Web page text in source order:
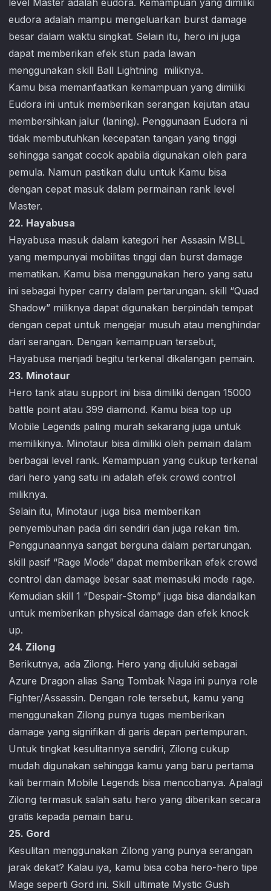
level Master adalah eudora. Kemampuan yang dimiliki
eudora adalah mampu mengeluarkan burst damage
besar dalam waktu singkat. Selain itu, hero ini juga
dapat memberikan efek stun pada lawan
menggunakan skill Ball Lightning miliknya.
Kamu bisa memanfaatkan kemampuan yang dimiliki
Eudora ini untuk memberikan serangan kejutan atau
membersihkan jalur (laning). Penggunaan Eudora ni
tidak membutuhkan kecepatan tangan yang tinggi
sehingga sangat cocok apabila digunakan oleh para
pemula. Namun pastikan dulu untuk Kamu bisa
dengan cepat masuk dalam permainan rank level
Master.
22. Hayabusa
Hayabusa masuk dalam kategori her Assasin MBLL
yang mempunyai mobilitas tinggi dan burst damage
mematikan. Kamu bisa menggunakan hero yang satu
ini sebagai hyper carry dalam pertarungan. skill “Quad
Shadow” miliknya dapat digunakan berpindah tempat
dengan cepat untuk mengejar musuh atau menghindar
dari serangan. Dengan kemampuan tersebut,
Hayabusa menjadi begitu terkenal dikalangan pemain.
23. Minotaur
Hero tank atau support ini bisa dimiliki dengan 15000
battle point atau 399 diamond. Kamu bisa top up
Mobile Legends paling murah sekarang juga untuk
memilikinya. Minotaur bisa dimiliki oleh pemain dalam
berbagai level rank. Kemampuan yang cukup terkenal
dari hero yang satu ini adalah efek crowd control
miliknya.
Selain itu, Minotaur juga bisa memberikan
penyembuhan pada diri sendiri dan juga rekan tim.
Penggunaannya sangat berguna dalam pertarungan.
skill pasif “Rage Mode” dapat memberikan efek crowd
control dan damage besar saat memasuki mode rage.
Kemudian skill 1 “Despair-Stomp” juga bisa diandalkan
untuk memberikan physical damage dan efek knock
up.
24. Zilong
Berikutnya, ada Zilong. Hero yang dijuluki sebagai
Azure Dragon alias Sang Tombak Naga ini punya role
Fighter/Assassin. Dengan role tersebut, kamu yang
menggunakan Zilong punya tugas memberikan
damage yang signifikan di garis depan pertempuran.
Untuk tingkat kesulitannya sendiri, Zilong cukup
mudah digunakan sehingga kamu yang baru pertama
kali bermain Mobile Legends bisa mencobanya. Apalagi
Zilong termasuk salah satu hero yang diberikan secara
gratis kepada pemain baru.
25. Gord
Kesulitan menggunakan Zilong yang punya serangan
jarak dekat? Kalau iya, kamu bisa coba hero-hero tipe
Mage seperti Gord ini. Skill ultimate Mystic Gush